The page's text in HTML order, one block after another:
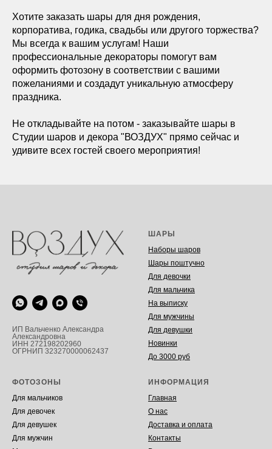
Хотите заказать шары для дня рождения,
корпоратива, годика, свадьбы или другого торжества?
Мы всегда к вашим услугам! Наши
профессиональные декораторы помогут вам
оформить фотозону в соответствии с вашими
пожеланиями и создадут уникальную атмосферу
праздника.
Не откладывайте на потом - заказывайте шары в
Студии шаров и декора "ВОЗДУХ" прямо сейчас и
удивите всех гостей своего мероприятия!
ИП Вальченко Александра
Александровна
ИНН 272198202960
ОГРНИП 323270000062437
ШАРЫ
Наборы шаров
Шары поштучно
Для девочки
Для мальчика
На выписку
Для мужчины
Для девушки
Новинки
До 3000 руб
ФОТОЗОНЫ
Для мальчиков
Для девочек
Для девушек
Для мужчин
ИНФОРМАЦИЯ
Главная
О нас
Доставка и оплата
Контакты